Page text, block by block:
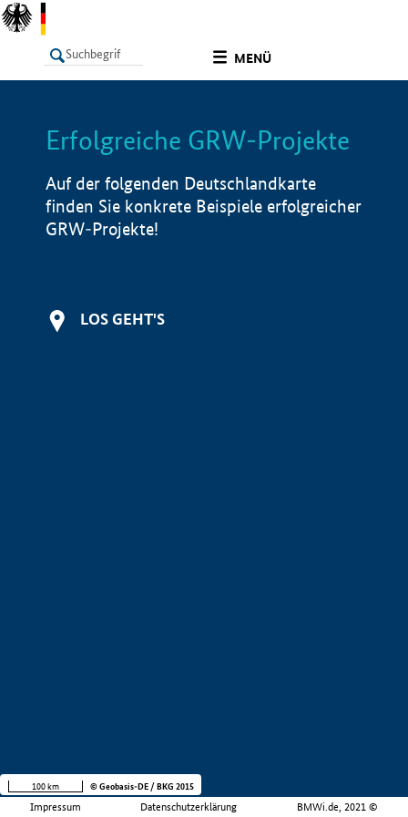
MENÜ
LISTE Info
Erfolgreiche GRW-Projekte
Auf der folgenden Deutschlandkarte
finden Sie konkrete Beispiele erfolgreicher
GRW-Projekte!
LOS GEHT'S
Impressum Datenschutzerklärung BMWi.de, 2021 ©
100 km © Geobasis-DE / BKG 2015